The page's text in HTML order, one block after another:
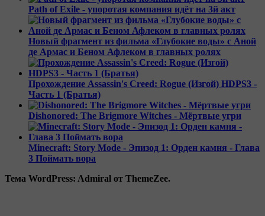
Path of Exile - упоротая компания идёт на 3й акт
Новый фрагмент из фильма «Глубокие воды» с Аной
де Армас и Беном Афлеком в главных ролях
Прохождение Assassin's Creed: Rogue (Изгой) HDPS3 -
Часть 1 (Братья)
Dishonored: The Brigmore Witches - Мёртвые угри
Minecraft: Story Mode - Эпизод 1: Орден камня - Глава
3 Поймать вора
Тема WordPress: Admiral от ThemeZee.